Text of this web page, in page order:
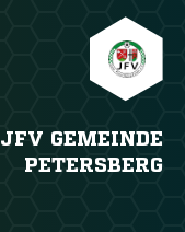
JFV GEMEINDE
PETERSBERG